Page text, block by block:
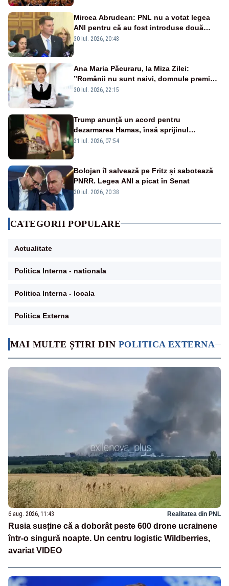
MAI MULTE ȘTIRI DIN POLITICA EXTERNA
6 aug. 2026, 11:43 Realitatea din PNL
Rusia susține că a doborât peste 600 drone ucrainene
într-o singură noapte. Un centru logistic Wildberries,
avariat VIDEO
Mircea Abrudean: PNL nu a votat legea
ANI pentru că au fost introduse două
amendamente faţă de propunerea de la
30 iul. 2026, 20:48
Ana Maria Păcuraru, la Miza Zilei:
”Românii nu sunt naivi, domnule premier
Bolojan”
30 iul. 2026, 22:15
Trump anunță un acord pentru
dezarmarea Hamas, însă sprijinul
Israelului rămâne incert
31 iul. 2026, 07:54
Bolojan îl salvează pe Fritz și sabotează
PNRR. Legea ANI a picat în Senat
30 iul. 2026, 20:38
CATEGORII POPULARE
Actualitate
Politica Interna - nationala
Politica Interna - locala
Politica Externa